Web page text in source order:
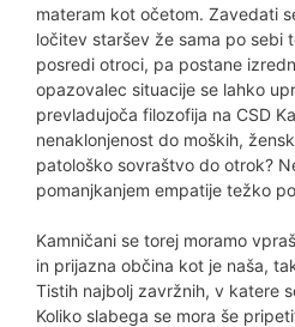
materam kot očetom. Zavedati
ločitev staršev že sama po sebi
posredi otroci, pa postane
opazovalec situacije se lahko
prevladujoča filozofija na CSD
nenaklonjenost do moških,
patološko sovraštvo do otrok?
pomanjkanjem empatije težko
Kamničani se torej moramo
in prijazna občina kot je naša,
Tistih najbolj zavržnih, v katere
Koliko slabega se mora še